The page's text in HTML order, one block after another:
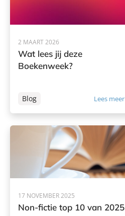
2 MAART 2026
Wat lees jij deze
Boekenweek?
Blog Lees meer
17 NOVEMBER 2025
Non-fictie top 10 van 2025